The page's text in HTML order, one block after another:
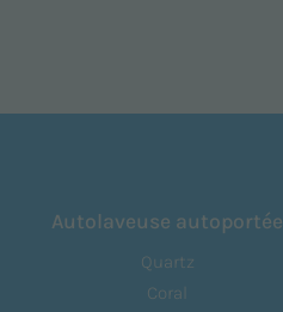
Autolaveuse autoportée
Quartz
Coral